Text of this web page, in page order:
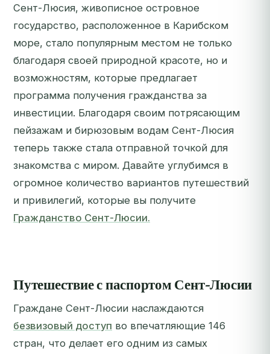
Сент-Люсия, живописное островное
государство, расположенное в Карибском
море, стало популярным местом не только
благодаря своей природной красоте, но и
возможностям, которые предлагает
программа получения гражданства за
инвестиции. Благодаря своим потрясающим
пейзажам и бирюзовым водам Сент-Люсия
теперь также стала отправной точкой для
знакомства с миром. Давайте углубимся в
огромное количество вариантов путешествий
и привилегий, которые вы получите
Гражданство Сент-Люсии.
Путешествие с паспортом Сент-Люсии
Граждане Сент-Люсии наслаждаются
безвизовый доступ во впечатляющие 146
стран, что делает его одним из самых